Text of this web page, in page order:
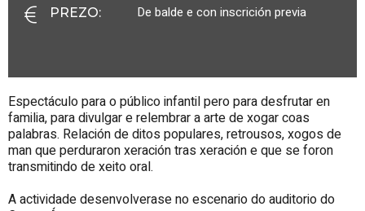
PREZO: De balde e con inscrición previa
Espectáculo para o público infantil pero para desfrutar en
familia, para divulgar e relembrar a arte de xogar coas
palabras. Relación de ditos populares, retrousos, xogos de
man que perduraron xeración tras xeración e que se foron
transmitindo de xeito oral.
A actividade desenvolverase no escenario do auditorio do